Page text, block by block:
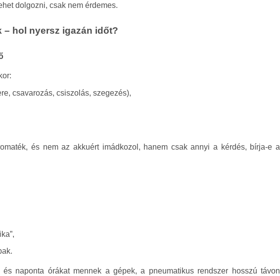
dolgozni, csak nem érdemes.
hol nyersz igazán időt?
csavarozás, csiszolás, szegezés),
és nem az akkuért imádkozol, hanem csak annyi a kérdés, bírja-e a
naponta órákat mennek a gépek, a pneumatikus rendszer hosszú távon